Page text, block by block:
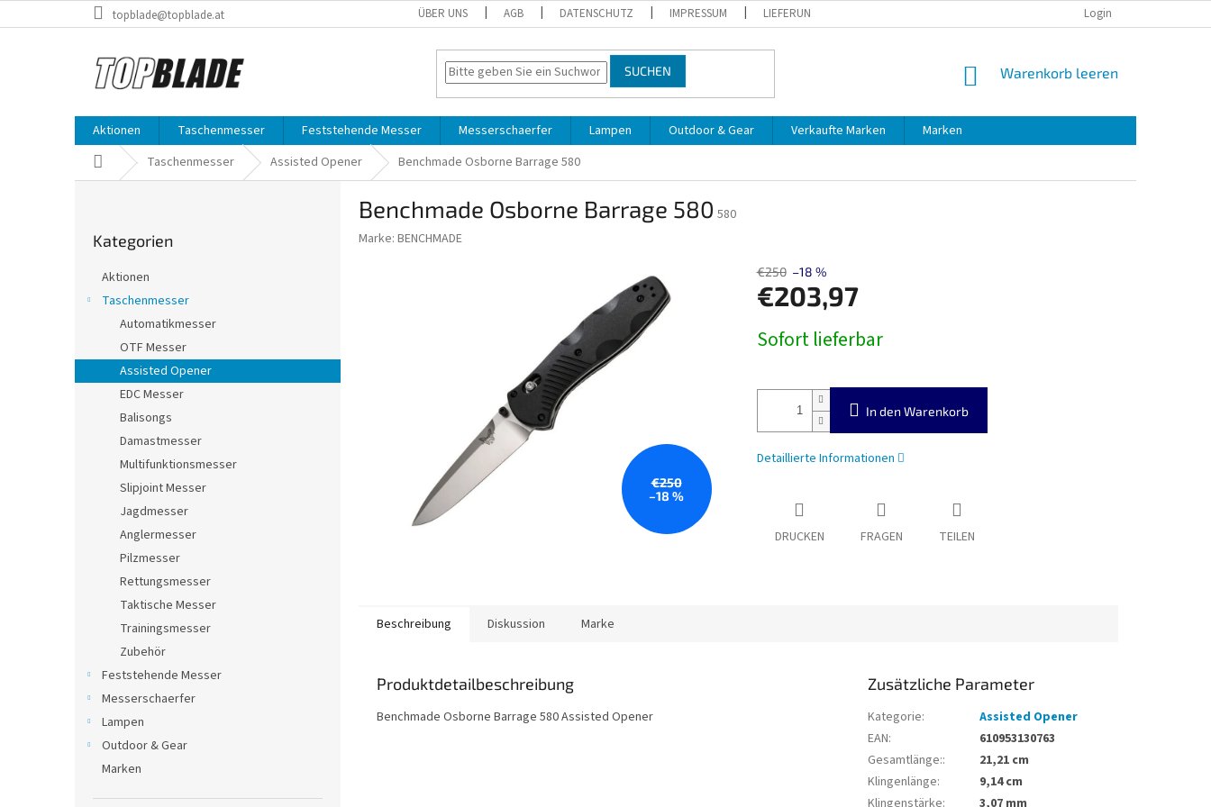
Inhalt
topblade@topblade.at ÜBER UNS AGB DATENSCHUTZ IMPRESSUM LIEFERUNG Login
SUCHEN WARENKORB
Warenkorb leeren
Aktionen Taschenmesser Feststehende Messer Messerschaerfer Lampen Outdoor & Gear Verkaufte Marken
Marken
StartseiteTaschenmesser Assisted Opener Benchmade Osborne Barrage 580
t
überspringen
Kategorien
Aktionen
Taschenmesser
Automatikmesser
OTF Messer
Assisted Opener
EDC Messer
Balisongs
Damastmesser
Multifunktionsmesser
Slipjoint Messer
Jagdmesser
Anglermesser
Pilzmesser
Rettungsmesser
Taktische Messer
Trainingsmesser
Zubehör
Feststehende Messer
Messerschaerfer
Lampen
Outdoor & Gear
Marken
Benchmade Osborne Barrage 580 580
Marke: BENCHMADE
€250
–18 %
€250 –18 %
€203,97
Sofort lieferbar
In den Warenkorb
Detaillierte Informationen
DRUCKEN FRAGEN TEILEN
Beschreibung Diskussion Marke
Produktdetailbeschreibung
Benchmade Osborne Barrage 580Assisted Opener
Zusätzliche Parameter
Kategorie:
Assisted Opener
EAN:
610953130763
Gesamtlänge::
21,21 cm
Klingenlänge:
9,14 cm
Klingenstärke:
3,07 mm